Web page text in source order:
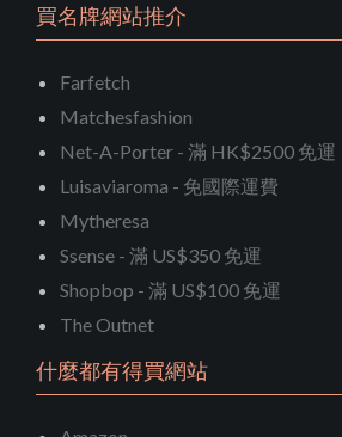
買名牌網站推介
Farfetch
Matchesfashion
Net-A-Porter - 滿 HK$2500 免運
Luisaviaroma - 免國際運費
Mytheresa
Ssense - 滿 US$350 免運
Shopbop - 滿 US$100 免運
The Outnet
什麼都有得買網站